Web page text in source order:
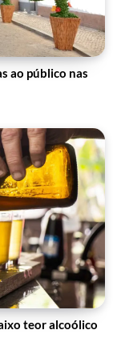
ao público nas
teor alcoólico